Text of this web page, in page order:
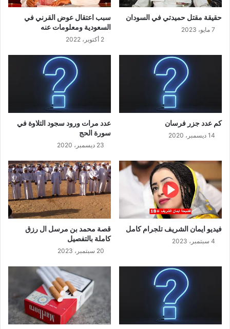
حقيقة مقتل حميدتي في السودان
7 مايو، 2023
سبب اعتقال عوض القرني في
السعودية ومعلومات عنه
2 أكتوبر، 2022
كم عدد جزر فرسان
14 ديسمبر، 2020
عدد مرات ورود سجود التلاوة في
سورة الحج
23 ديسمبر، 2020
فيديو ايمان الشريف تلجرام كامل
4 سبتمبر، 2023
قصة محمد بن مرسل ال رزق
كاملة بالتفصيل
20 سبتمبر، 2023